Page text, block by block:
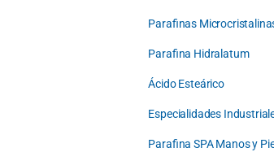
Parafinas
Parafina Hidralatum
Ácido Esteárico
Especialidades
Parafina SPA Manos y